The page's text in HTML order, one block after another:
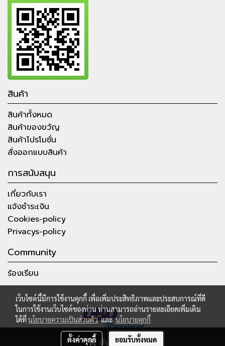
สั่งซื้อสินค้า
สินค้า
สินค้าทั้งหมด
สินค้าของขวัญ
สินค้าโปรโมชั่น
สั่งออกแบบสินค้า
การสนับสนุน
เกี่ยวกับเรา
แจ้งชำระเงิน
Cookies-policy
Privacys-policy
Community
ร้องเรียน
เว็บไซต์นี้มีการใช้งานคุกกี้ เพื่อเพิ่มประสิทธิภาพและประสบการณ์ที่ดี
ในการใช้งานเว็บไซต์ของท่าน ท่านสามารถอ่านรายละเอียดเพิ่มเติม
ได้ที่นโยบายความเป็นส่วนตัวและนโยบายคุกกี้
ตั้งค่าคุกกี้ ยอมรับทั้งหมด